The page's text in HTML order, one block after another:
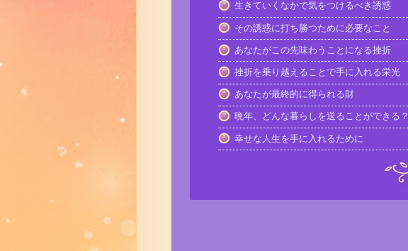
生きていくなかで気をつけるべき誘惑
その誘惑に打ち勝つために必要なこと
あなたがこの先味わうことになる挫折
挫折を乗り越えることで手に入れる栄光
あなたが最終的に得られる財
晩年、どんな暮らしを送ることができる？
幸せな人生を手に入れるために